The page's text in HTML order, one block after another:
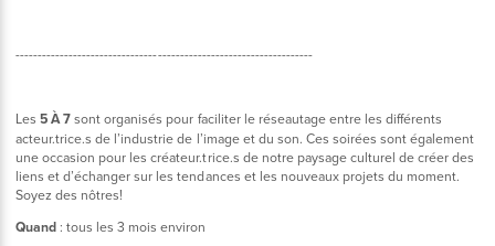
-------------------------------------------------------------------
Les 5 À 7sont organisés pour faciliter le réseautage entre les différents
acteur.trice.s de l’industrie de l’image et du son. Ces soirées sont également
une occasion pour les créateur.trice.s de notre paysage culturel de créer des
liens et d’échanger sur les tendances et les nouveaux projets du moment.
Soyez des nôtres!
Quand: tous les 3 mois environ